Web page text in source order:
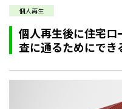
個人再生
個人再生後に住宅ロ
査に通るためにでき